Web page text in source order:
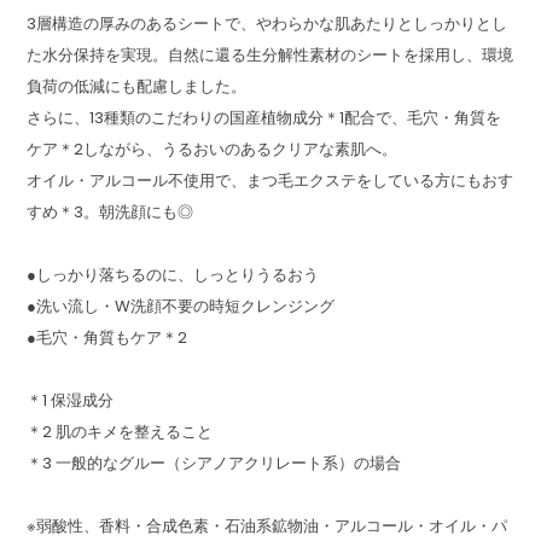
3層構造の厚みのあるシートで、やわらかな肌あたりとしっかりとし
た水分保持を実現。自然に還る生分解性素材のシートを採用し、環境
負荷の低減にも配慮しました。
さらに、13種類のこだわりの国産植物成分＊1配合で、毛穴・角質を
ケア＊2しながら、うるおいのあるクリアな素肌へ。
オイル・アルコール不使用で、まつ毛エクステをしている方にもおす
すめ＊3。朝洗顔にも◎
●しっかり落ちるのに、しっとりうるおう
●洗い流し・W洗顔不要の時短クレンジング
●毛穴・角質もケア＊2
＊1 保湿成分
＊2 肌のキメを整えること
＊3 一般的なグルー（シアノアクリレート系）の場合
※弱酸性、香料・合成色素・石油系鉱物油・アルコール・オイル・パ